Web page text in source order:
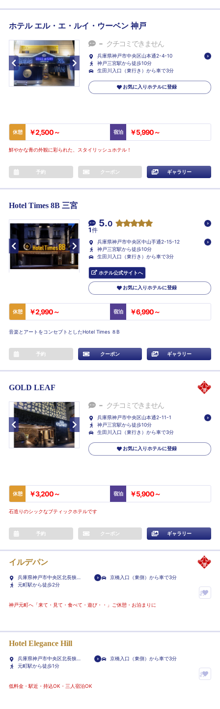
ホテル エル・エ・ルイ・ウーベン 神戸
- クチコミできません
兵庫県神戸市中央区山本通2-4-10
神戸三宮駅から徒歩10分
生田川入口（東行き）から車で3分
お気に入りホテルに登録
休憩 ￥2,500～ 宿泊 ￥5,990～
鮮やかな青の外観に彩られた、スタイリッシュホテル！
予約 クーポン ギャラリー
Hotel Times 8B 三宮
5.0
1件
兵庫県神戸市中央区中山手通2-15-12
神戸三宮駅から徒歩10分
生田川入口（東行き）から車で3分
ホテル公式サイトへ
お気に入りホテルに登録
休憩 ￥2,990～ 宿泊 ￥6,990～
音楽とアートをコンセプトとしたHotel Times ８B
予約 クーポン ギャラリー
GOLD LEAF
- クチコミできません
兵庫県神戸市中央区山本通2-11-1
神戸三宮駅から徒歩10分
生田川入口（東行き）から車で3分
お気に入りホテルに登録
休憩 ￥3,200～ 宿泊 ￥5,900～
石造りのシックなブティックホテルです
予約 クーポン ギャラリー
イルデパン
兵庫県神戸市中央区北長狭通
4-7-36
京橋入口（東側）から車で3分
元町駅から徒歩2分
お
ル
神戸元町へ「来て・見て・食べて・遊び・・」ご休憩・お泊まりに
Hotel Elegance Hill
兵庫県神戸市中央区北長狭通
3-5-1
京橋入口（東側）から車で3分
元町駅から徒歩1分
お
低料金・駅近・持込OK・三人宿泊OK